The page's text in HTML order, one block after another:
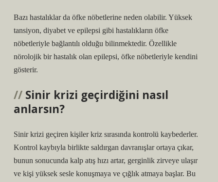
Bazı hastalıklar da öfke nöbetlerine neden olabilir. Yüksek
tansiyon, diyabet ve epilepsi gibi hastalıkların öfke
nöbetleriyle bağlantılı olduğu bilinmektedir. Özellikle
nörolojik bir hastalık olan epilepsi, öfke nöbetleriyle kendini
gösterir.
Sinir krizi geçirdiğini nasıl
anlarsın?
Sinir krizi geçiren kişiler kriz sırasında kontrolü kaybederler.
Kontrol kaybıyla birlikte saldırgan davranışlar ortaya çıkar,
bunun sonucunda kalp atış hızı artar, gerginlik zirveye ulaşır
ve kişi yüksek sesle konuşmaya ve çığlık atmaya başlar. Bu